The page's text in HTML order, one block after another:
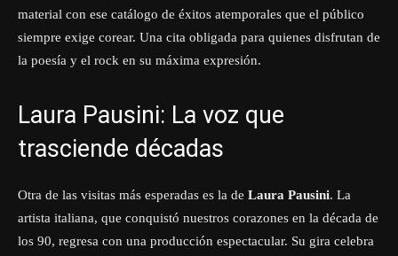
material con ese catálogo de éxitos atemporales que el público
siempre exige corear. Una cita obligada para quienes disfrutan de
la poesía y el rock en su máxima expresión.
Laura Pausini: La voz que
trasciende décadas
Otra de las visitas más esperadas es la de Laura Pausini. La
artista italiana, que conquistó nuestros corazones en la década de
los 90, regresa con una producción espectacular. Su gira celebra